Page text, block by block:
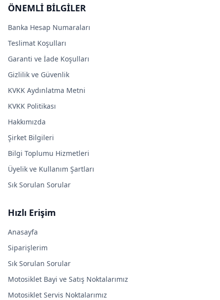
ÖNEMLİ BİLGİLER
Banka Hesap Numaraları
Teslimat Koşulları
Garanti ve İade Koşulları
Gizlilik ve Güvenlik
KVKK Aydınlatma Metni
KVKK Politikası
Hakkımızda
Şirket Bilgileri
Bilgi Toplumu Hizmetleri
Üyelik ve Kullanım Şartları
Sık Sorulan Sorular
Hızlı Erişim
Anasayfa
Siparişlerim
Sık Sorulan Sorular
Motosiklet Bayi ve Satış Noktalarımız
Motosiklet Servis Noktalarımız